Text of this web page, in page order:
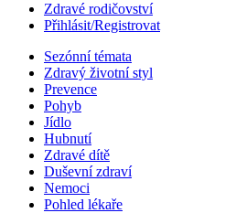
Zdravé rodičovství
Přihlásit/Registrovat
Sezónní témata
Zdravý životní styl
Prevence
Pohyb
Jídlo
Hubnutí
Zdravé dítě
Duševní zdraví
Nemoci
Pohled lékaře